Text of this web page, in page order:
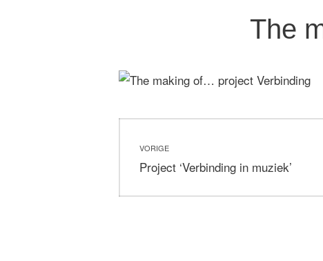
The
navigatie
VORIGE
Vorig
Project ‘Verbinding in muziek’